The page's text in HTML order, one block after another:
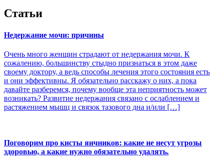
Статьи
Недержание мочи: причины
Очень много женщин страдают от недержания мочи. К
сожалению, большинству стыдно признаться в этом даже
своему доктору, а ведь способы лечения этого состояния есть
и они эффективны. Я обязательно расскажу о них, а пока
давайте разберемся, почему вообще эта неприятность может
возникать? Развитие недержания связано с ослаблением и
растяжением мышц и связок тазового дна и/или […]
Поговорим про кисты яичников: какие не несут угрозы
здоровью, а какие нужно обязательно удалять.